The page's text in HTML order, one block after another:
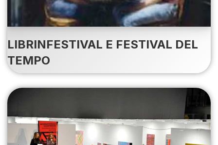
LIBRINFESTIVAL E FESTIVAL DEL
TEMPO